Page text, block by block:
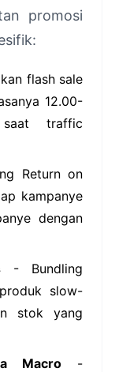
promosi
flash sale
12.00-
traffic
Return on
kampanye
dengan
- Bundling
slow-
stok yang
Macro-